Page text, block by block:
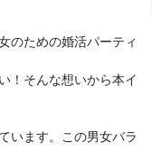
のための婚活パーティ
！そんな想いから本イ
います。この男女バラ